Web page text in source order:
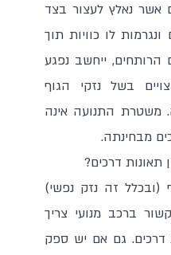
אשר נאלץ לעצור בצד
לו כוויות תוך
ייחשב נפגע
בשל נזקי הגוף
משטרת התנועה אינה
מבחינתה.
תאונות דרכים?
(ובכלל זה נזק נפשי)
ברכב מנועי צריך
דרכים. גם אם יש ספק